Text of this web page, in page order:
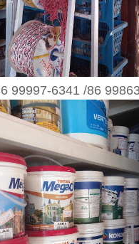
99997-6341 /86